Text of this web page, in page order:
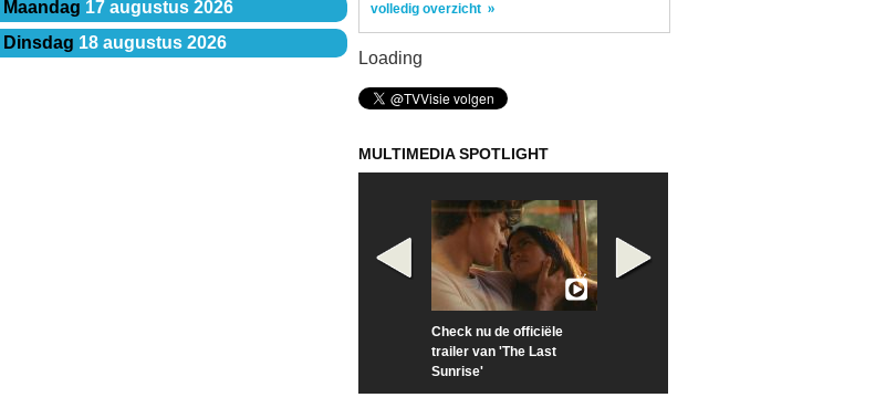
Maandag 17 augustus 2026
Dinsdag 18 augustus 2026
volledig overzicht
Loading
MULTIMEDIA SPOTLIGHT
Check nu de officiële
trailer van 'The Last
Sunrise'